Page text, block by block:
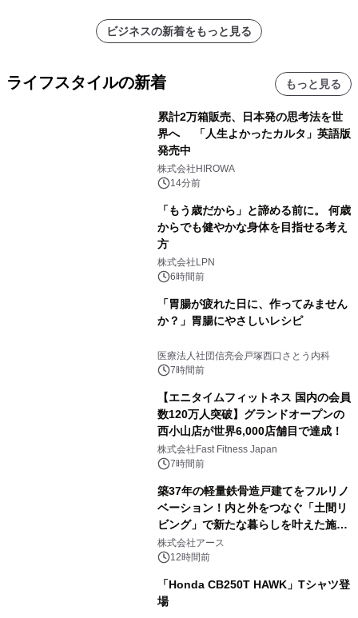
ビジネスの新着をもっと見る
ライフスタイルの新着 もっと見る
累計2万箱販売、日本発の思考法を世
界へ 「人生よかったカルタ」英語版
発売中
株式会社HIROWA
14分前
「もう歳だから」と諦める前に。 何歳
からでも健やかな身体を目指せる考え
方
株式会社LPN
6時間前
「胃腸が疲れた日に、作ってみません
か？」胃腸にやさしいレシピ
医療法人社団信亮会戸塚西口さとう内科
7時間前
【エニタイムフィットネス 国内の会員
数120万人突破】グランドオープンの
西小山店が世界6,000店舗目で達成！
株式会社Fast Fitness Japan
7時間前
築37年の軽量鉄骨造戸建てをフルリノ
ベーション！内と外をつなぐ「土間リ
ビング」で新たな暮らしを叶えた施工
事例を株式会社アースが公開
株式会社アース
12時間前
「Honda CB250T HAWK」Tシャツ登
場